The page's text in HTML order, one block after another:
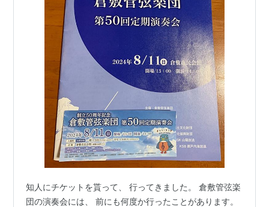
知人にチケットを貰って、 行ってきました。 倉敷管弦楽
団の演奏会には、 前にも何度か行ったことがあります。